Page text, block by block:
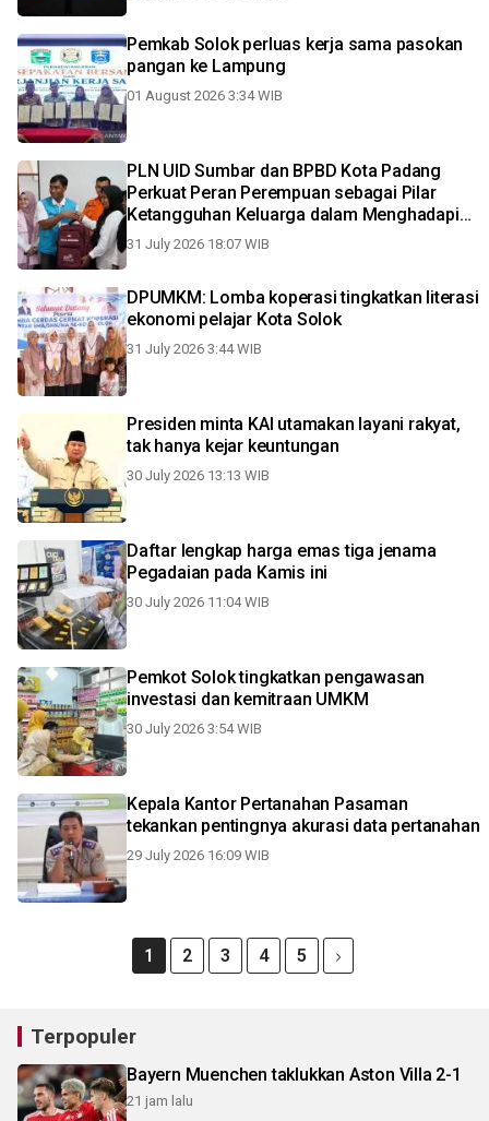
Pemkab Solok perluas kerja sama pasokan
pangan ke Lampung
01 August 2026 3:34 WIB
PLN UID Sumbar dan BPBD Kota Padang
Perkuat Peran Perempuan sebagai Pilar
Ketangguhan Keluarga dalam Menghadapi
Bencana
31 July 2026 18:07 WIB
DPUMKM: Lomba koperasi tingkatkan literasi
ekonomi pelajar Kota Solok
31 July 2026 3:44 WIB
Presiden minta KAI utamakan layani rakyat,
tak hanya kejar keuntungan
30 July 2026 13:13 WIB
Daftar lengkap harga emas tiga jenama
Pegadaian pada Kamis ini
30 July 2026 11:04 WIB
Pemkot Solok tingkatkan pengawasan
investasi dan kemitraan UMKM
30 July 2026 3:54 WIB
Kepala Kantor Pertanahan Pasaman
tekankan pentingnya akurasi data pertanahan
29 July 2026 16:09 WIB
1 2 3 4 5
Terpopuler
Bayern Muenchen taklukkan Aston Villa 2-1
21 jam lalu